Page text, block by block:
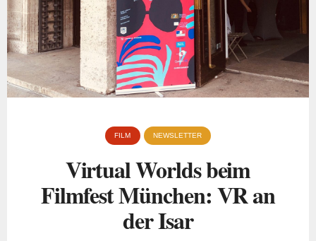
FILM NEWSLETTER
Virtual Worlds beim
Filmfest München: VR an
der Isar